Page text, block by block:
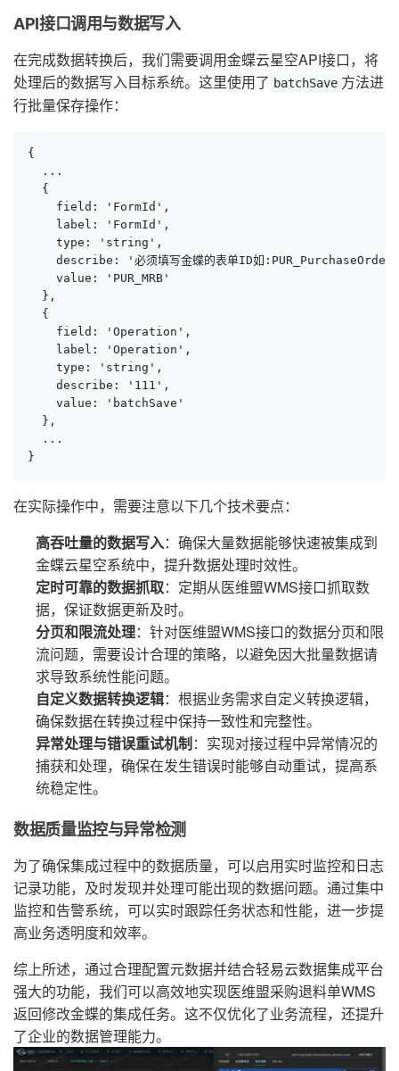
API接口调用与数据写入
在完成数据转换后，我们需要调用金蝶云星空API接口，将
处理后的数据写入目标系统。这里使用了 batchSave 方法进
行批量保存操作：
{
  ...
  {
    field: 'FormId',
    label: 'FormId',
    type: 'string',
describe: '必须填写金蝶的表单ID如
    value: 'PUR_MRB'
  },
  {
    field: 'Operation',
    label: 'Operation',
    type: 'string',
    describe: '111',
    value: 'batchSave'
  },
  ...
}
在实际操作中，需要注意以下几个技术要点：
高吞吐量的数据写入：确保大量数据能够快速被集成到
金蝶云星空系统中，提升数据处理时效性。
定时可靠的数据抓取：定期从医维盟WMS接口抓取数
据，保证数据更新及时。
分页和限流处理：针对医维盟WMS接口的数据分页和限
流问题，需要设计合理的策略，以避免因大批量数据请
求导致系统性能问题。
自定义数据转换逻辑：根据业务需求自定义转换逻辑，
确保数据在转换过程中保持一致性和完整性。
异常处理与错误重试机制：实现对接过程中异常情况的
捕获和处理，确保在发生错误时能够自动重试，提高系
统稳定性。
数据质量监控与异常检测
为了确保集成过程中的数据质量，可以启用实时监控和日志
记录功能，及时发现并处理可能出现的数据问题。通过集中
监控和告警系统，可以实时跟踪任务状态和性能，进一步提
高业务透明度和效率。
综上所述，通过合理配置元数据并结合轻易云数据集成平台
强大的功能，我们可以高效地实现医维盟采购退料单WMS
返回修改金蝶的集成任务。这不仅优化了业务流程，还提升
了企业的数据管理能力。